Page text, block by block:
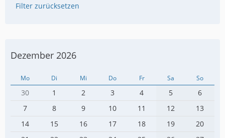
Filter zurücksetzen
Dezember 2026
Mo Di Mi Do Fr Sa So
30 1 2 3 4 5
6
7
8 9 10 11 12
13
14
15 16 17 18 19
20